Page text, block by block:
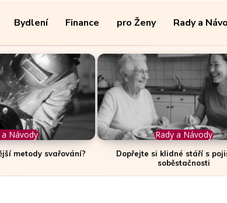
Bydlení Finance pro Ženy Rady a
a Návody
metody svařování?
Rady a Návody
Dopřejte si klidné stáří s
soběstačnosti